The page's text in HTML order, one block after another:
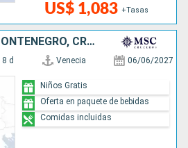
US$ 1,083 +Tasas
ITALIA, GRECIA, MONTENEGRO, CROACIA
8 d Venecia 06/06/2027
Niños Gratis
Oferta en paquete de bebidas
Comidas incluidas